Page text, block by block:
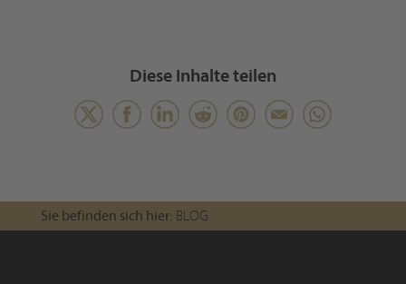
Diese Inhalte teilen
Sie befinden sich hier: BLOG